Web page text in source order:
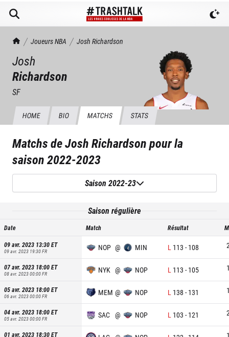
TrashTalk Actu NBA
Joueurs NBA Josh Richardson
Josh
Richardson
SF
HOME BIO MATCHS STATS
Matchs deJosh Richardsonpour la
saison2022-2023
Saison 2022-23
Saison régulière
Date Match Résultat
09 avr. 2023 13:30ET
09 avr. 2023 19:30FR NOP @ MIN L 113 - 108
07 avr. 2023 18:00ET
08 avr. 2023 00:00FR NYK @ NOP L 113 - 105
05 avr. 2023 18:00ET
06 avr. 2023 00:00FR MEM @ NOP L 138 - 131
04 avr. 2023 18:00ET
05 avr. 2023 00:00FR SAC @ NOP L 103 - 121
01 avr. 2023 18:30ET